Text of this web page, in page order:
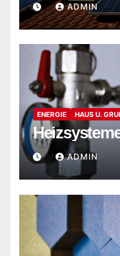
ADMIN
ENERGIE HAUS U.
ADMIN